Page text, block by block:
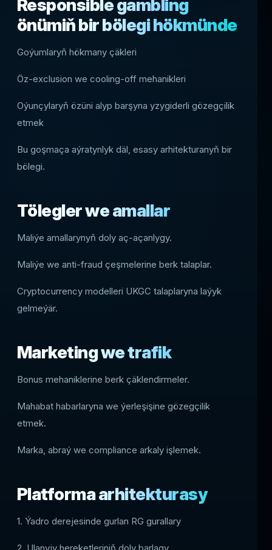
Responsible gambling
önümiň bir bölegi hökmünde
Goýumlaryň hökmany çäkleri
Öz-exclusion we cooling-off mehanikleri
Oýunçylaryň özüni alyp barşyna yzygiderli gözegçilik
etmek
Bu goşmaça aýratynlyk däl, esasy arhitekturanyň bir
bölegi.
Tölegler we amallar
Maliýe amallarynyň doly aç-açanlygy.
Maliýe we anti-fraud çeşmelerine berk talaplar.
Cryptocurrency modelleri UKGC talaplaryna laýyk
gelmeýär.
Marketing we trafik
Bonus mehaniklerine berk çäklendirmeler.
Mahabat habarlaryna we ýerleşişine gözegçilik
etmek.
Marka, abraý we compliance arkaly işlemek.
Platforma arhitekturasy
1. Ýadro derejesinde gurlan RG gurallary